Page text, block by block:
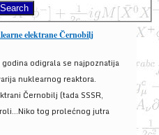
elektrane Černobilj
godina odigrala se najpoznatija
nuklearnog reaktora.
Černobilj (tada SSSR,
tog prolećnog jutra